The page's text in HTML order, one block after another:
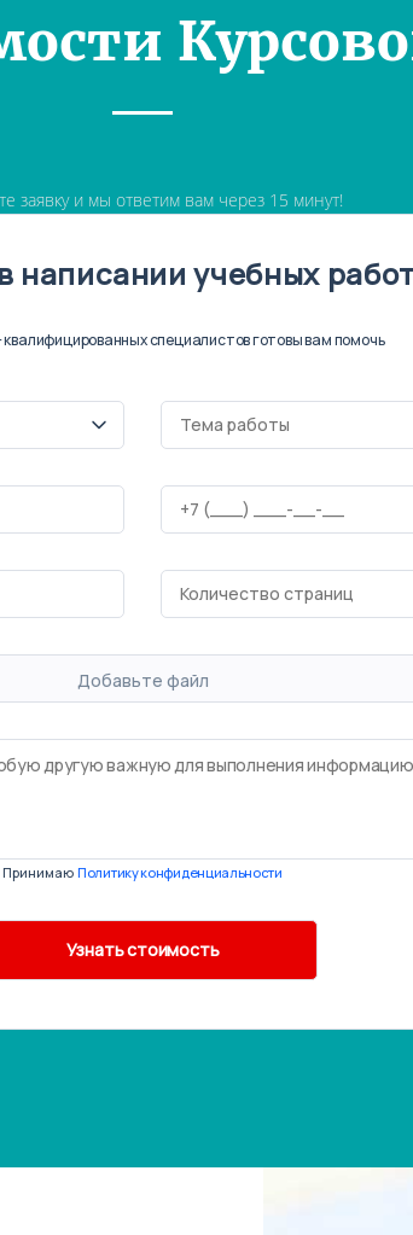
заявку и мы ответим вам через 15 минут!
написании учебных
квалифицированных специалистов готовы вам помочь
Добавьте файл
Принимаю Политику конфиденциальности